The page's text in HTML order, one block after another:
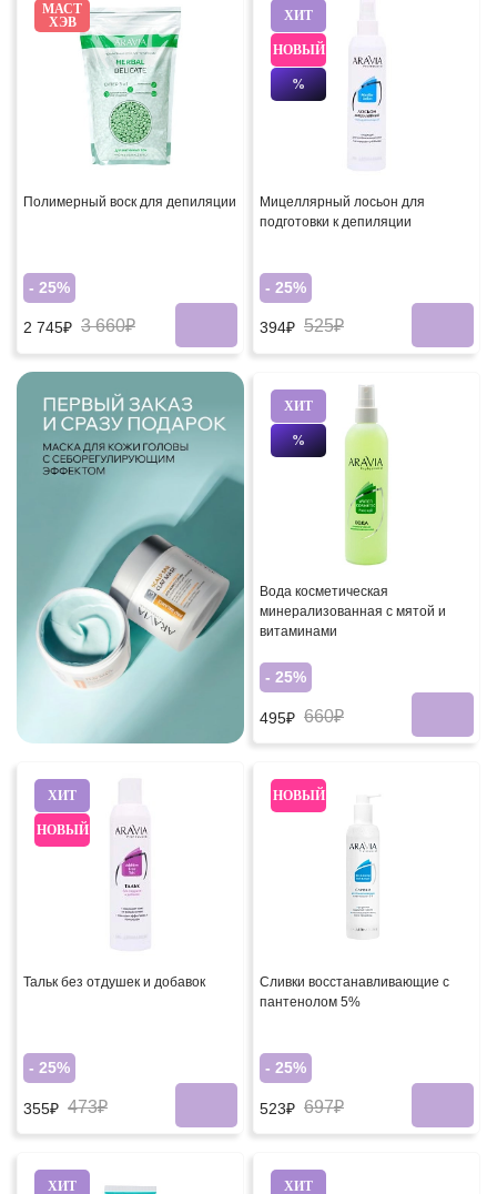
МАСТ
ХЭВ
Полимерный воск для депиляции
- 25%
2 745₽ 3 660₽
ХИТ
НОВЫЙ
%
Мицеллярный лосьон для
подготовки к депиляции
- 25%
394₽ 525₽
ХИТ
%
Вода косметическая
минерализованная с мятой и
витаминами
- 25%
495₽ 660₽
ХИТ
НОВЫЙ
Тальк без отдушек и добавок
- 25%
355₽ 473₽
НОВЫЙ
Сливки восстанавливающие с
пантенолом 5%
- 25%
523₽ 697₽
ХИТ ХИТ